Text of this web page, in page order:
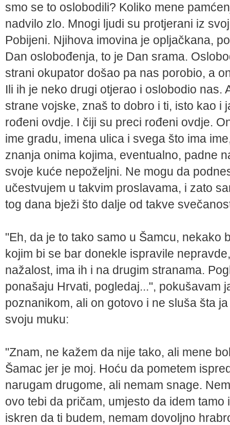
smo se to oslobodili? Koliko mene
nadvilo zlo. Mnogi ljudi su protjerani iz
Pobijeni. Njihova imovina je opljačkana,
Dan oslobođenja, to je Dan srama.
strani okupator došao pa nas porobio, a
Ili ih je neko drugi otjerao i oslobodio nas.
strane vojske, znaš to dobro i ti, isto kao i
rođeni ovdje. I čiji su preci rođeni ovdje.
ime gradu, imena ulica i svega što ima
znanja onima kojima, eventualno, padne
svoje kuće nepoželjni. Ne mogu da
učestvujem u takvim proslavama, i zato
tog dana bježi što dalje od takve
"Eh, da je to tako samo u Šamcu, nekako
kojim bi se bar donekle ispravile
nažalost, ima ih i na drugim stranama.
ponašaju Hrvati, pogledaj...", pokušavam
poznanikom, ali on gotovo i ne sluša šta
svoju muku:
"Znam, ne kažem da nije tako, ali mene
Šamac jer je moj. Hoću da pometem
narugam drugome, ali nemam snage.
ovo tebi da pričam, umjesto da idem tamo
iskren da ti budem, nemam dovoljno